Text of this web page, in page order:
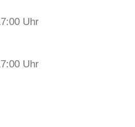
Uhr
Uhr